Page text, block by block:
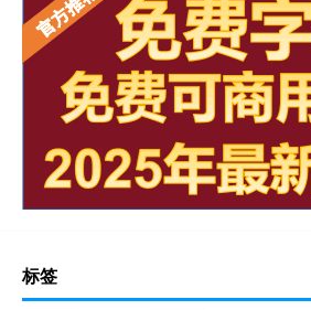
标签